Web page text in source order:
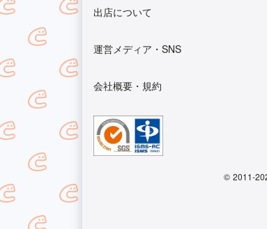
出店について
運営メディア・SNS
会社概要・規約
© 2011-